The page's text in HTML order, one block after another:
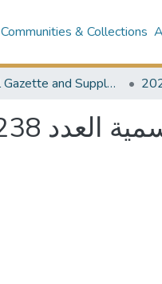
Communities & Collections
Official Gazette and Supplement
238 تابع (ج)